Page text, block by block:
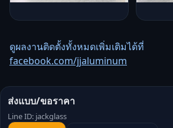
ดูผลงานติดตั้งทั้งหมดเพิ่มเติมได้ที่
facebook.com/jjaluminum
ส่งแบบ/ขอราคา
Line ID: jackglass